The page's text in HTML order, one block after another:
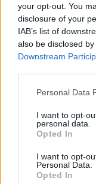
your opt-out. You
disclosure of your
IAB’s list of
also be disclosed
Downstream
Please note that
not limited to your
grant or deny
use your data for
consent section.
Personal Data
I want to opt-
personal data.
Opted In
I want to opt-
Personal Data.
Opted In
Címkék: #televízió
Y2K